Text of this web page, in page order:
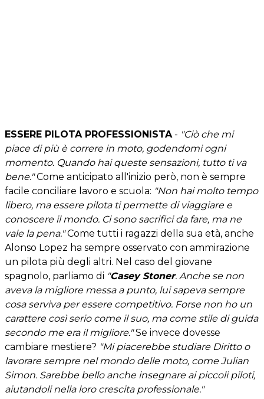
ESSERE PILOTA PROFESSIONISTA- "Ciò che mi
piace di più è correre in moto, godendomi ogni
momento. Quando hai queste sensazioni, tutto ti va
bene."Come anticipato all'inizio però, non è sempre
facile conciliare lavoro e scuola: "Non hai molto tempo
libero, ma essere pilota ti permette di viaggiare e
conoscere il mondo. Ci sono sacrifici da fare, ma ne
vale la pena."Come tutti i ragazzi della sua età, anche
Alonso Lopez ha sempre osservato con ammirazione
un pilota più degli altri. Nel caso del giovane
spagnolo, parliamo di "Casey Stoner. Anche se non
aveva la migliore messa a punto, lui sapeva sempre
cosa serviva per essere competitivo. Forse non ho un
carattere così serio come il suo, ma come stile di guida
secondo me era il migliore."Se invece dovesse
cambiare mestiere? "Mi piacerebbe studiare Diritto o
lavorare sempre nel mondo delle moto, come Julian
Simon. Sarebbe bello anche insegnare ai piccoli piloti,
aiutandoli nella loro crescita professionale."